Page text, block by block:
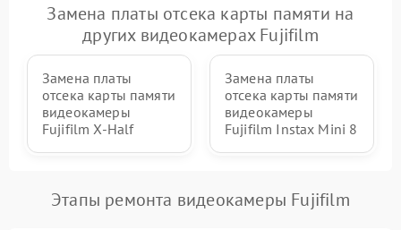
Замена платы отсека карты памяти на
других видеокамерах Fujifilm
Замена платы
отсека карты памяти
видеокамеры
Fujifilm X‑Half
Замена платы
отсека карты памяти
видеокамеры
Fujifilm Instax Mini 8
Этапы ремонта видеокамеры Fujifilm